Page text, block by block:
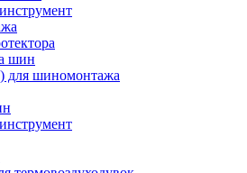
шин
для шиномонтажа